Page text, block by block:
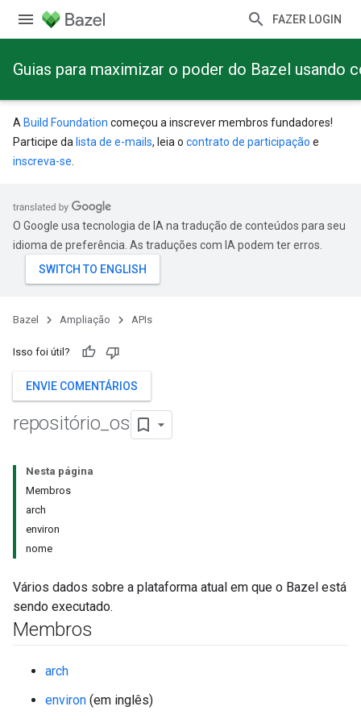
FAZER LOGIN
Guias para maximizar o poder do Bazel usando
A Build Foundation começou a inscrever membros fundadores!
Participe da lista de e-mails, leia o contrato de participação e
inscreva-se
O Google usa tecnologia de IA na tradução de conteúdos para seu
idioma de preferência. As traduções com IA podem ter erros.
Bazel Ampliação APIs
Isso foi útil?
ENVIE COMENTÁRIOS
repositório _os
Nesta página
Membros
arch
environ
nome
Vários dados sobre a plataforma atual em que o Bazel está
sendo executado.
Membros
arch
environ (em inglês)